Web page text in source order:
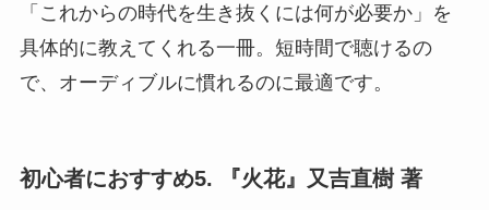
「これからの時代を生き抜くには何が必要か」を
具体的に教えてくれる一冊。短時間で聴けるの
で、オーディブルに慣れるのに最適です。
初心者におすすめ5. 『火花』又吉直樹 著